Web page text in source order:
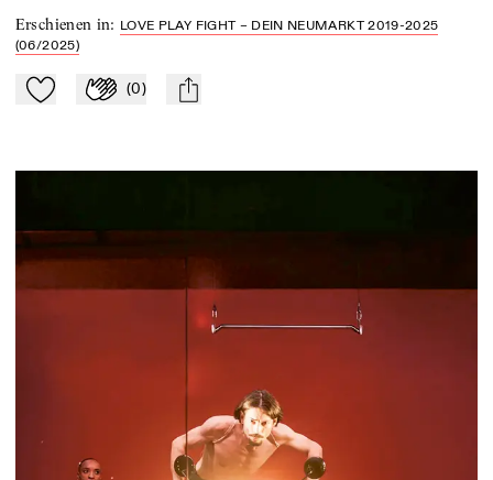
Erschienen in: LOVE PLAY FIGHT – DEIN NEUMARKT 2019-2025
(06/2025)
Zu Mein-TdZ hinzufügen
Applaudieren
(0) mail